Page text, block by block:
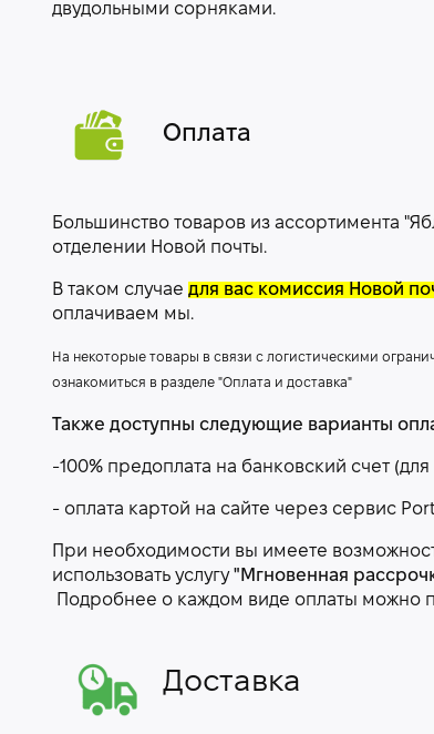
двудольными сорняками.
Оплата
Большинство товаров из ассортимента
отделении Новой почты.
В таком случае для вас комиссия Новой
оплачиваем мы.
На некоторые товары в связи с логистическими
ознакомиться в разделе "Оплата и доставка"
Также доступны следующие варианты
-100% предоплата на банковский счет
- оплата картой на сайте через сервис
При необходимости вы имеете
использовать услугу "Мгновенная
Подробнее о каждом виде оплаты можно
Доставка